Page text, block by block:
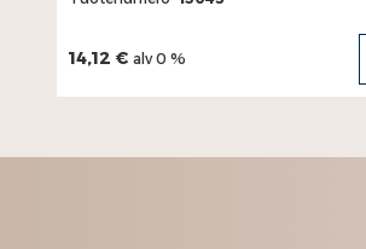
14,12 € alv 0 %